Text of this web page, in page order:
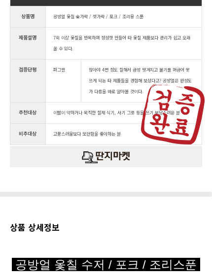
상품명 공방얼 옻칠 숟가락 / 젓가락 / 포크 / 조리용 스푼
제품설명
7회 이상 옻칠을 반복하며 정성껏 만들어 타 옻칠 제품보다 관리가 쉽고 오래
쑬 수 있다.
검증단평 퍼그맨
많아야 4번 정도 칠해서 금방 벗겨지고 물기를 머금어 못
쓰게 되는 타 제품들을 경험해 보셨다고? 공방얼은 완성도
가 다름을 바로 알아볼 것이다.
추천대상 이빨이 약하거나 묵직한 철제 식기, 사기 그릇 등을 쓰기 부담스러운 분
비추대상 고풍스러움보다 모던함을 좋아하는 분
상품 상세정보
공방얼 옻칠 수저 / 포크 / 조리스푼